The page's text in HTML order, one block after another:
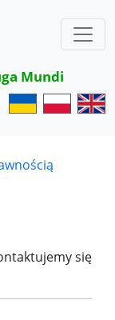
×
Mundi
się